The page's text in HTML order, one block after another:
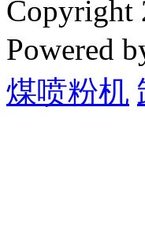
Copyright
Powered
煤喷粉机